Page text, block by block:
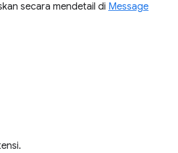
secara mendetail di Message